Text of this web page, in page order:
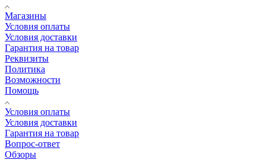
Магазины
Условия оплаты
Условия доставки
Гарантия на товар
Реквизиты
Политика
Возможности
Помощь
Условия оплаты
Условия доставки
Гарантия на товар
Вопрос-ответ
Обзоры